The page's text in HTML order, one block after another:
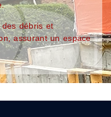
débris et
assurant un espace